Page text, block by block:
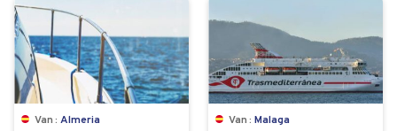
Van
Almeria
Van
Malaga